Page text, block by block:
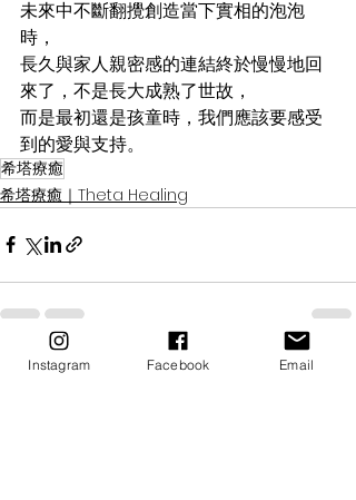
未來中不斷翻攪創造當下實相的泡泡
時，
長久與家人親密感的連結終於慢慢地回
來了，不是長大成熟了世故，
而是最初還是孩童時，我們應該要感受
到的愛與支持。
希塔療癒
希塔療癒｜Theta Healing
最新文章 查看全部
Instagram Facebook Email